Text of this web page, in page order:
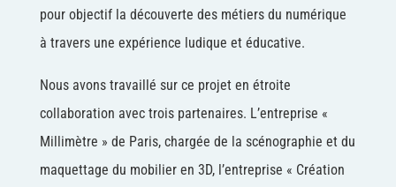
pour objectif la découverte des métiers du numérique
à travers une expérience ludique et éducative.
Nous avons travaillé sur ce projet en étroite
collaboration avec trois partenaires. L’entreprise «
Millimètre » de Paris, chargée de la scénographie et du
maquettage du mobilier en 3D, l’entreprise « Création